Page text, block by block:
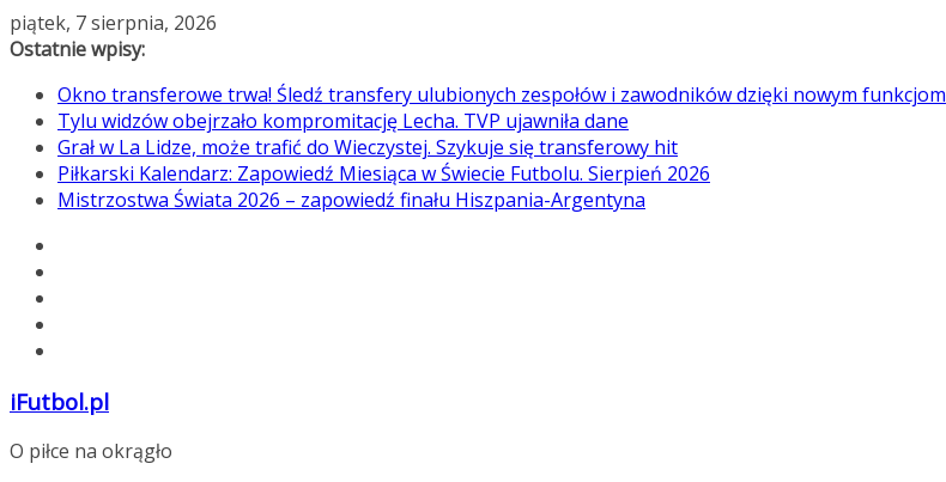
Przejdź
do
piątek, 7 sierpnia, 2026
Ostatnie wpisy:
Okno transferowe trwa! Śledź transfery ulubionych zespołów i zawodników dzięki nowym funkcjom
Tylu widzów obejrzało kompromitację Lecha. TVP ujawniła dane
Grał w La Lidze, może trafić do Wieczystej. Szykuje się transferowy hit
Piłkarski Kalendarz: Zapowiedź Miesiąca w Świecie Futbolu. Sierpień 2026
Mistrzostwa Świata 2026 – zapowiedź finału Hiszpania-Argentyna
iFutbol.pl
O piłce na okrągło